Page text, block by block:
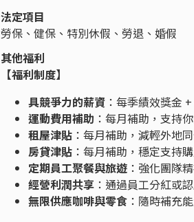
法定項目
勞保、健保、特別休假、勞退、婚假
其他福利
【福利制度】
具競爭力的薪資 ：每季績效獎金
運動費用補助 ：每月補助，支持
租屋津貼 ：每月補助，減輕外地
房貸津貼 ：每月補助，穩定支持
定期員工聚餐與旅遊 ：強化團隊
經營利潤共享 ：通過員工分紅或
無限供應咖啡與零食 ：隨時補充